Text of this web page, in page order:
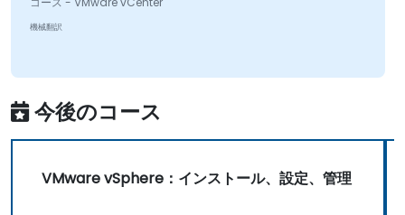
の質問に対して十分かつ効果的に対応しました。 このよう
な貴重なトレーニングを組織していただき、誠にありがと
機械翻訳
今後のコース
VMware vSphere：インストール、設定、管理